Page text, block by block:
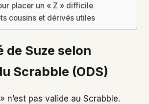
placer un « Z » difficile
cousins et dérivés utiles
de Suze selon
Scrabble (ODS)
n’est pas valide au Scrabble.